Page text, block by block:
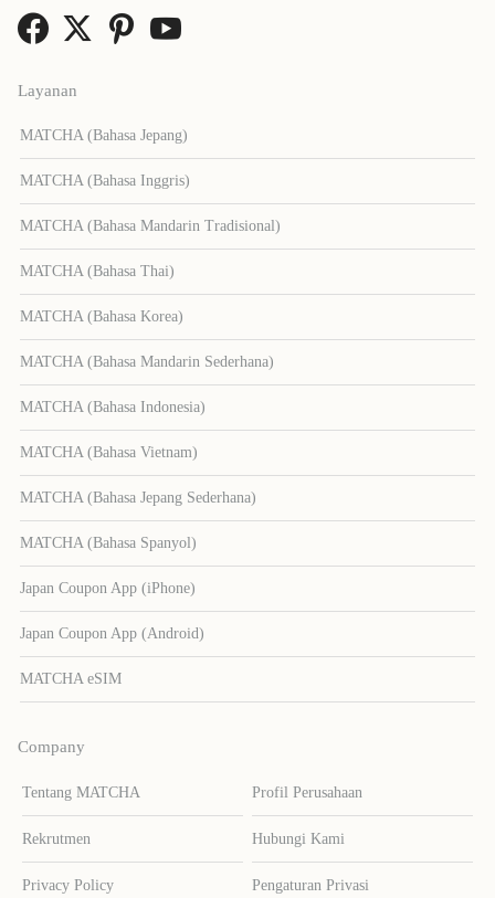
Layanan
MATCHA (Bahasa Jepang)
MATCHA (Bahasa Inggris)
MATCHA (Bahasa Mandarin Tradisional)
MATCHA (Bahasa Thai)
MATCHA (Bahasa Korea)
MATCHA (Bahasa Mandarin Sederhana)
MATCHA (Bahasa Indonesia)
MATCHA (Bahasa Vietnam)
MATCHA (Bahasa Jepang Sederhana)
MATCHA (Bahasa Spanyol)
Japan Coupon App (iPhone)
Japan Coupon App (Android)
MATCHA eSIM
Company
Tentang MATCHA Profil Perusahaan
Rekrutmen Hubungi Kami
Privacy Policy Pengaturan Privasi